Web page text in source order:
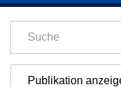
Publikation